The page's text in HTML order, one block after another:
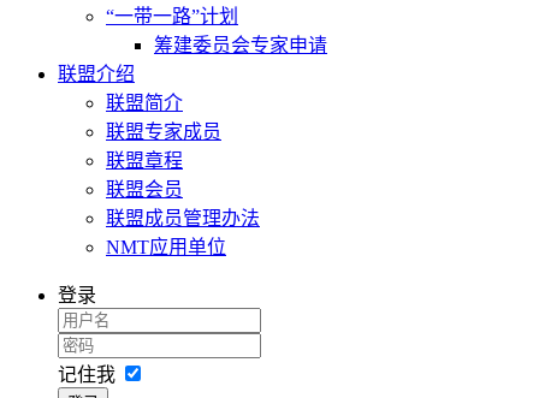
“一带一路”计划
筹建委员会专家申请
联盟介绍
联盟简介
联盟专家成员
联盟章程
联盟会员
联盟成员管理办法
NMT应用单位
登录
记住我